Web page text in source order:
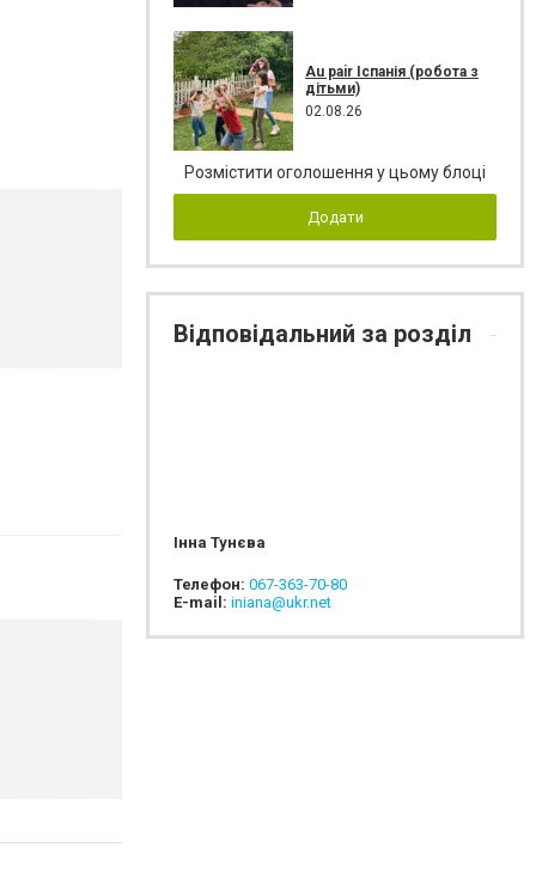
Au pair Іспанія (робота з
дітьми)
02.08.26
Розмістити оголошення у цьому блоці
Додати
Відповідальний за розділ
Інна Тунєва
Телефон: 067-363-70-80
E-mail: iniana@ukr.net